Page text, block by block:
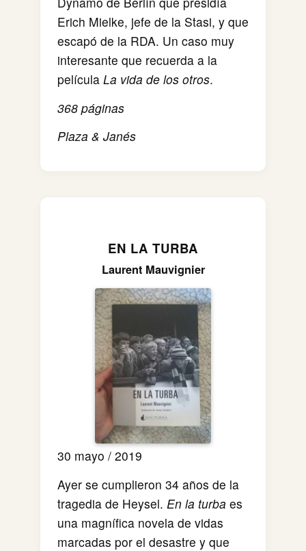
Erich Mielke, jefe de la Stasi, y que
escapó de la RDA. Un caso muy
interesante que recuerda a la
película La vida de los otros.
368 páginas
Plaza & Janés
EN LA TURBA
Laurent Mauvignier
30 mayo / 2019
Ayer se cumplieron 34 años de la
tragedia de Heysel. En la turba es
una magnífica novela de vidas
marcadas por el desastre y que